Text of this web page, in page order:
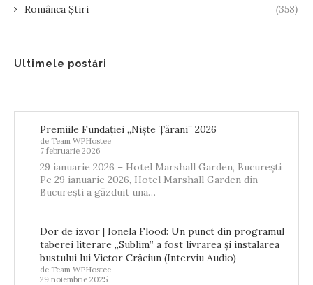
Românca Știri (358)
Ultimele postări
Premiile Fundației „Niște Țărani” 2026
de Team WPHostee
7 februarie 2026
29 ianuarie 2026 – Hotel Marshall Garden, București
Pe 29 ianuarie 2026, Hotel Marshall Garden din
București a găzduit una…
Dor de izvor | Ionela Flood: Un punct din programul
taberei literare „Sublim” a fost livrarea și instalarea
bustului lui Victor Crăciun (Interviu Audio)
de Team WPHostee
29 noiembrie 2025